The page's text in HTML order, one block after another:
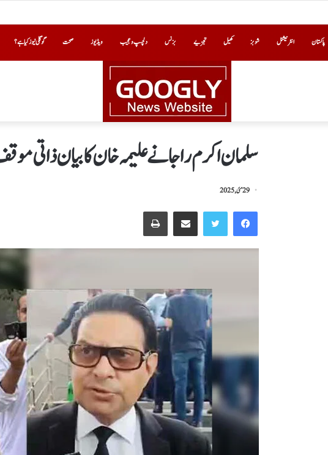
پاکستان انٹرنیشنل شوبز کھیل تجزیے بزنس دلچسپ و عجیب ویڈیوز صحت گوگلی نیوز کیا ہے؟
سلمان اکرم راجا نے علیمہ خان کا بیان ذاتی
29 مئی, 2025